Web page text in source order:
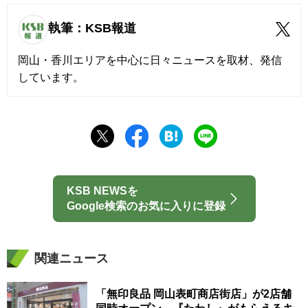
執筆：KSB報道
岡山・香川エリアを中心に日々ニュースを取材、発信
しています。
KSB NEWSを
Google検索のお気に入りに登録
関連ニュース
「無印良品 岡山表町商店街店」が2店舗